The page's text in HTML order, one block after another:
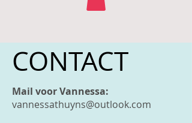
CONTACT
Mail voor Vannessa:
vannessathuyns@outlook.com